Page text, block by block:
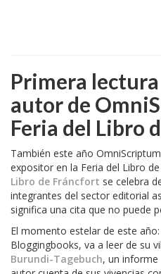
Primera
autor de
Feria del Libro
También este año
expositor en la Feria del Libro
Libro de Fráncfort se celebra
integrantes del sector editorial
significa una cita que no puede
El momento estelar de este
Bloggingbooks, va a leer de su
Burundi-Tagebuch, un informe